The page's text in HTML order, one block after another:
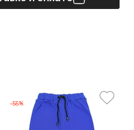
-55%